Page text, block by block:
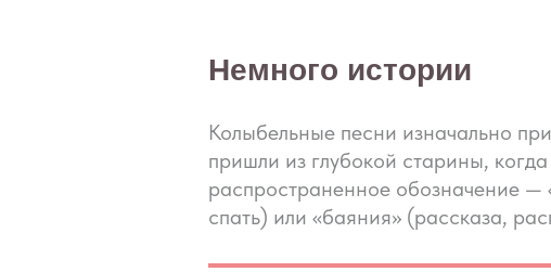
Немного истории
Колыбельные песни изначально
пришли из глубокой старины,
распространенное обозначение —
спать) или «баяния» (рассказа,